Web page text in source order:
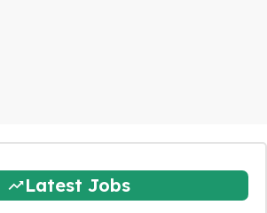
Latest Jobs